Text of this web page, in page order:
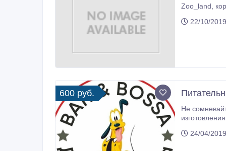
22/10/
600 руб.
Не сомневайтесь. Вы
24/04/